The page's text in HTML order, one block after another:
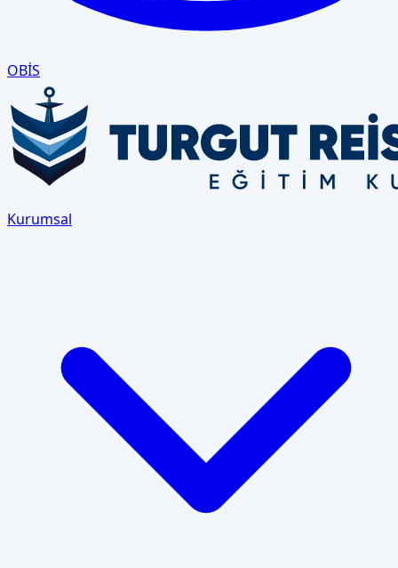
OBİS
Kurumsal